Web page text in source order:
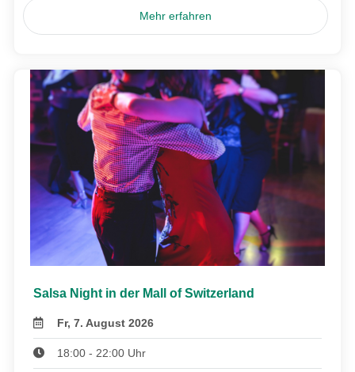
Mehr erfahren
Salsa Night in der Mall of Switzerland
Fr, 7. August 2026
18:00 - 22:00 Uhr